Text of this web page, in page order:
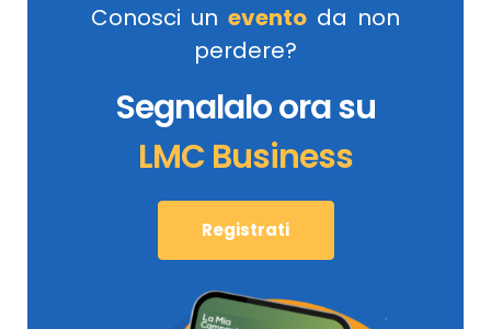
Conosci un evento da non
perdere?
Segnalalo ora su
LMC Business
Registrati